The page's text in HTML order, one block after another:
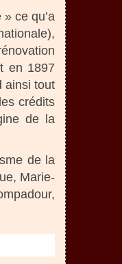
ce qu’a
en 1897
ainsi tout
crédits
de la
de la
Marie-